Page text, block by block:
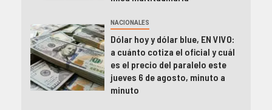
NACIONALES
Dólar hoy y dólar blue, EN VIVO:
a cuánto cotiza el oficial y cuál
es el precio del paralelo este
jueves 6 de agosto, minuto a
minuto